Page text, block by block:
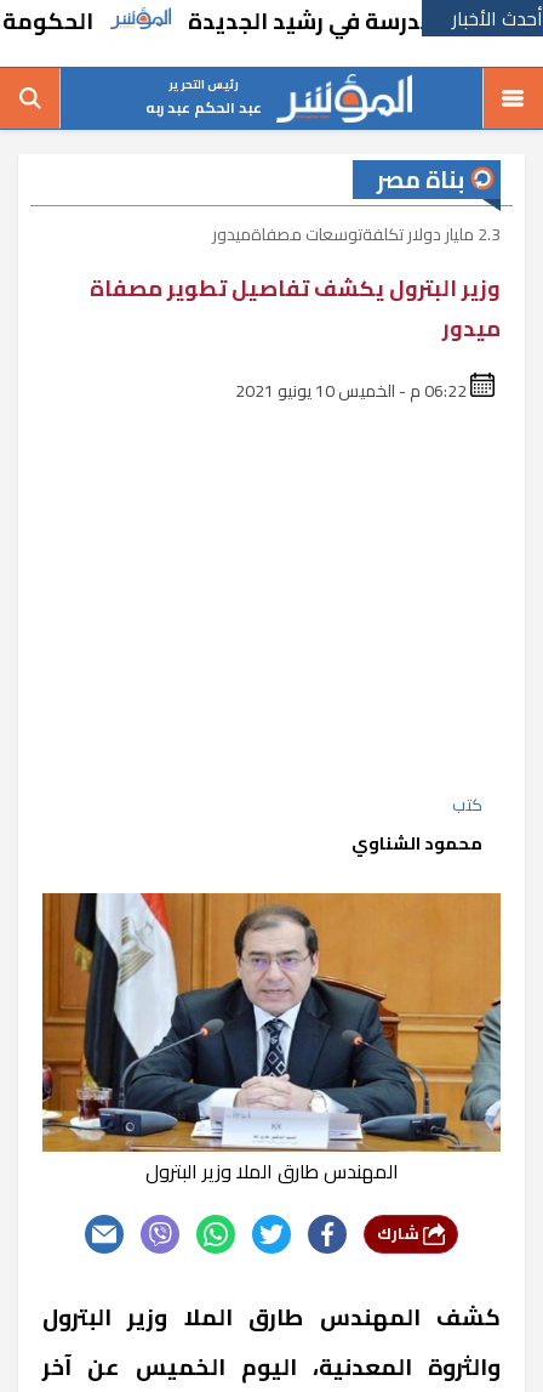
أحدث الأخبارمدرسة في رشيد الجديدة الحكومة تقر
رئيس التحرير
عبد الحكم عبد ربه
بناة مصر
2.3 مليار دولار تكلفةتوسعات مصفاةميدور
وزير البترول يكشف تفاصيل تطوير مصفاة
ميدور
كتب
محمود الشناوي
المهندس طارق الملا وزير البترول
كشف المهندس طارق الملا وزير البترول
والثروة المعدنية، اليوم الخميس عن آخر